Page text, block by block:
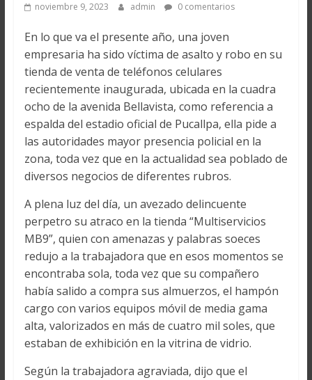
noviembre 9, 2023 admin 0 comentarios
En lo que va el presente año, una joven
empresaria ha sido víctima de asalto y robo en su
tienda de venta de teléfonos celulares
recientemente inaugurada, ubicada en la cuadra
ocho de la avenida Bellavista, como referencia a
espalda del estadio oficial de Pucallpa, ella pide a
las autoridades mayor presencia policial en la
zona, toda vez que en la actualidad sea poblado de
diversos negocios de diferentes rubros.
A plena luz del día, un avezado delincuente
perpetro su atraco en la tienda “Multiservicios
MB9”, quien con amenazas y palabras soeces
redujo a la trabajadora que en esos momentos se
encontraba sola, toda vez que su compañero
había salido a compra sus almuerzos, el hampón
cargo con varios equipos móvil de media gama
alta, valorizados en más de cuatro mil soles, que
estaban de exhibición en la vitrina de vidrio.
Según la trabajadora agraviada, dijo que el